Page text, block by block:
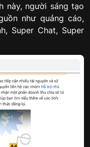
này, người sáng tạo
như quảng cáo,
Super Chat, Super